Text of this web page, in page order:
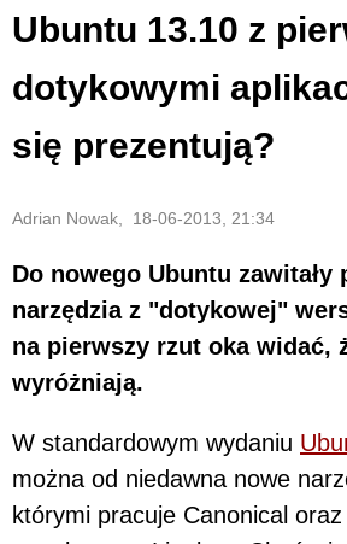
Ubuntu 13.10 z
dotykowymi
się prezentują?
Adrian Nowak, 18-06-2013, 21:34
Do nowego Ubuntu zawitały
narzędzia z "dotykowej"
na pierwszy rzut oka widać,
wyróżniają.
W standardowym wydaniu
można od niedawna nowe
którymi pracuje Canonical oraz